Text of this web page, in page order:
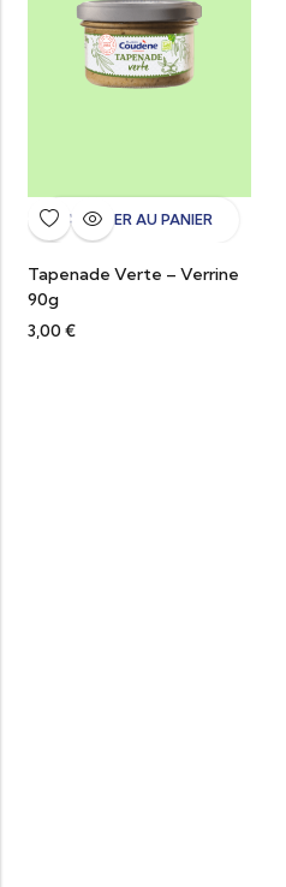
AJOUTER AU PANIER
Tapenade Verte – Verrine
90g
3,00 €